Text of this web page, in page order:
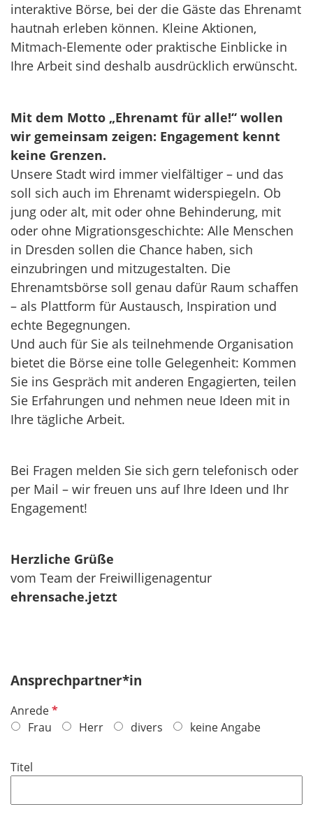
interaktive Börse, bei der die Gäste das Ehrenamt
hautnah erleben können. Kleine Aktionen,
Mitmach-Elemente oder praktische Einblicke in
Ihre Arbeit sind deshalb ausdrücklich erwünscht.
Mit dem Motto „Ehrenamt für alle!“ wollen
wir gemeinsam zeigen: Engagement kennt
keine Grenzen.
Unsere Stadt wird immer vielfältiger – und das
soll sich auch im Ehrenamt widerspiegeln. Ob
jung oder alt, mit oder ohne Behinderung, mit
oder ohne Migrationsgeschichte: Alle Menschen
in Dresden sollen die Chance haben, sich
einzubringen und mitzugestalten. Die
Ehrenamtsbörse soll genau dafür Raum schaffen
– als Plattform für Austausch, Inspiration und
echte Begegnungen.
Und auch für Sie als teilnehmende Organisation
bietet die Börse eine tolle Gelegenheit: Kommen
Sie ins Gespräch mit anderen Engagierten, teilen
Sie Erfahrungen und nehmen neue Ideen mit in
Ihre tägliche Arbeit.
Bei Fragen melden Sie sich gern telefonisch oder
per Mail – wir freuen uns auf Ihre Ideen und Ihr
Engagement!
Herzliche Grüße
vom Team der Freiwilligenagentur
ehrensache.jetzt
Ansprechpartner*in
AnredeP
f
c
Frau Herr divers keine Angabe
Titel